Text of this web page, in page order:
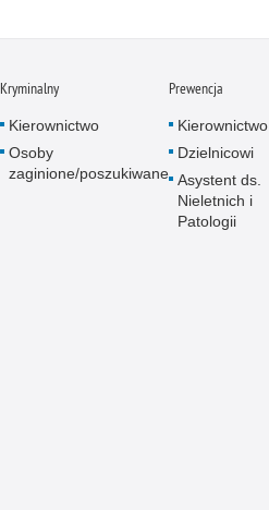
Kryminalny
Kierownictwo
Osoby
zaginione/poszukiwane
Prewencja
Kierownictwo
Dzielnicowi
Asystent ds.
Nieletnich i
Patologii